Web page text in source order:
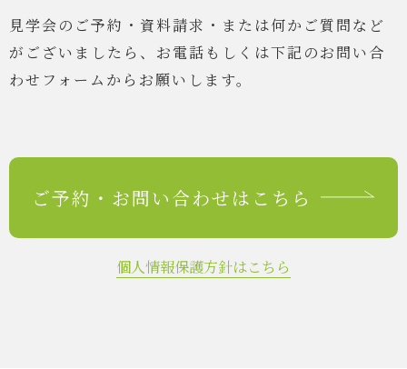
見学会のご予約・資料請求・または何かご質問など
がございましたら、 お電話もしくは下記のお問い合
わせフォームからお願いします。
ご予約・ お問い合わせはこちら
個人情報保護方針はこちら